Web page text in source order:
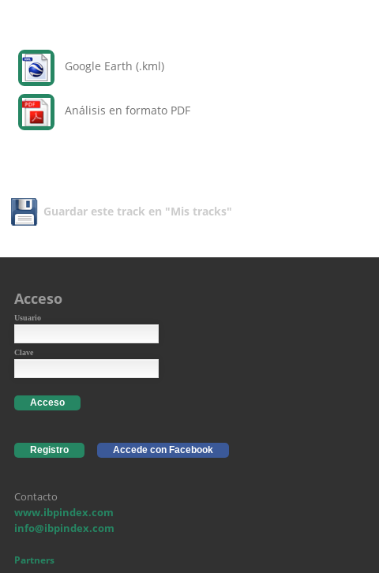
Google Earth (.kml)
Análisis en formato PDF
Guardar este track en "Mis tracks"
Acceso
Usuario
Clave
Acceso
Registro Accede con Facebook
Contacto
www.ibpindex.com
info@ibpindex.com
Partners